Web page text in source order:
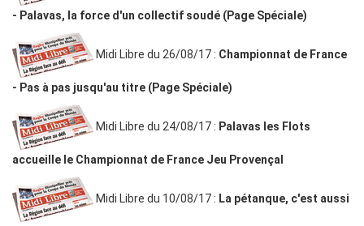
- Palavas, la force d'un collectif soudé (Page Spéciale)
Midi Libre du 26/08/17 : Championnat de France
- Pas à pas jusqu'au titre (Page Spéciale)
Midi Libre du 24/08/17 : Palavas les Flots
accueille le Championnat de France Jeu Provençal
Midi Libre du 10/08/17 : La pétanque, c'est aussi